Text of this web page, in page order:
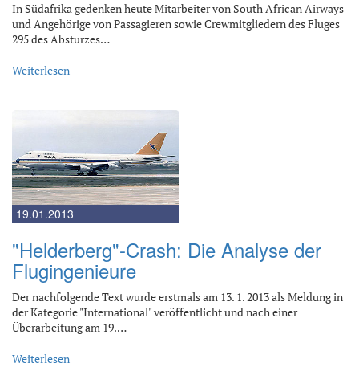
In Südafrika gedenken heute Mitarbeiter von South African Airways
und Angehörige von Passagieren sowie Crewmitgliedern des Fluges
295 des Absturzes…
Weiterlesen
19.01.2013
"Helderberg"-Crash: Die Analyse der
Flugingenieure
Der nachfolgende Text wurde erstmals am 13. 1. 2013 als Meldung in
der Kategorie "International" veröffentlicht und nach einer
Überarbeitung am 19.…
Weiterlesen